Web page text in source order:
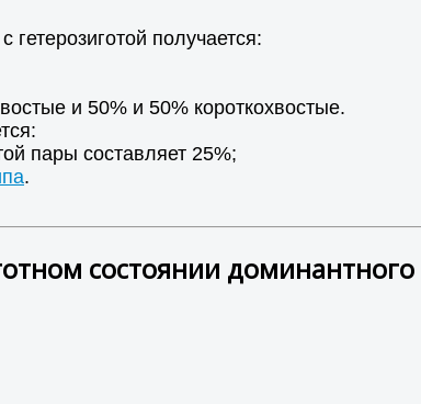
получается:
и 50% и 50% короткохвостые.
пары составляет 25%;
.
состоянии